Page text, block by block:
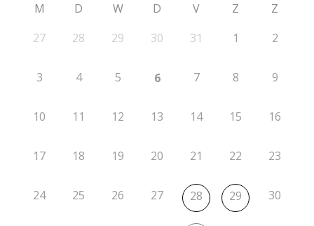
M D W D V Z
Z
27
28 29 30 31 1 2
3 4 5 6 7 8 9
10 11 12 13 14 15 16
17 18 19 20 21 22 23
24 25 26 27 28 29 30